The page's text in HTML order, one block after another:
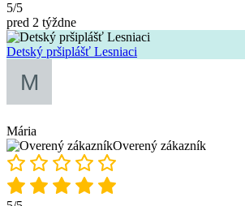
5/5
pred 2 týždne
Detský pršiplášť Lesniaci
Mária
Overený zákazník